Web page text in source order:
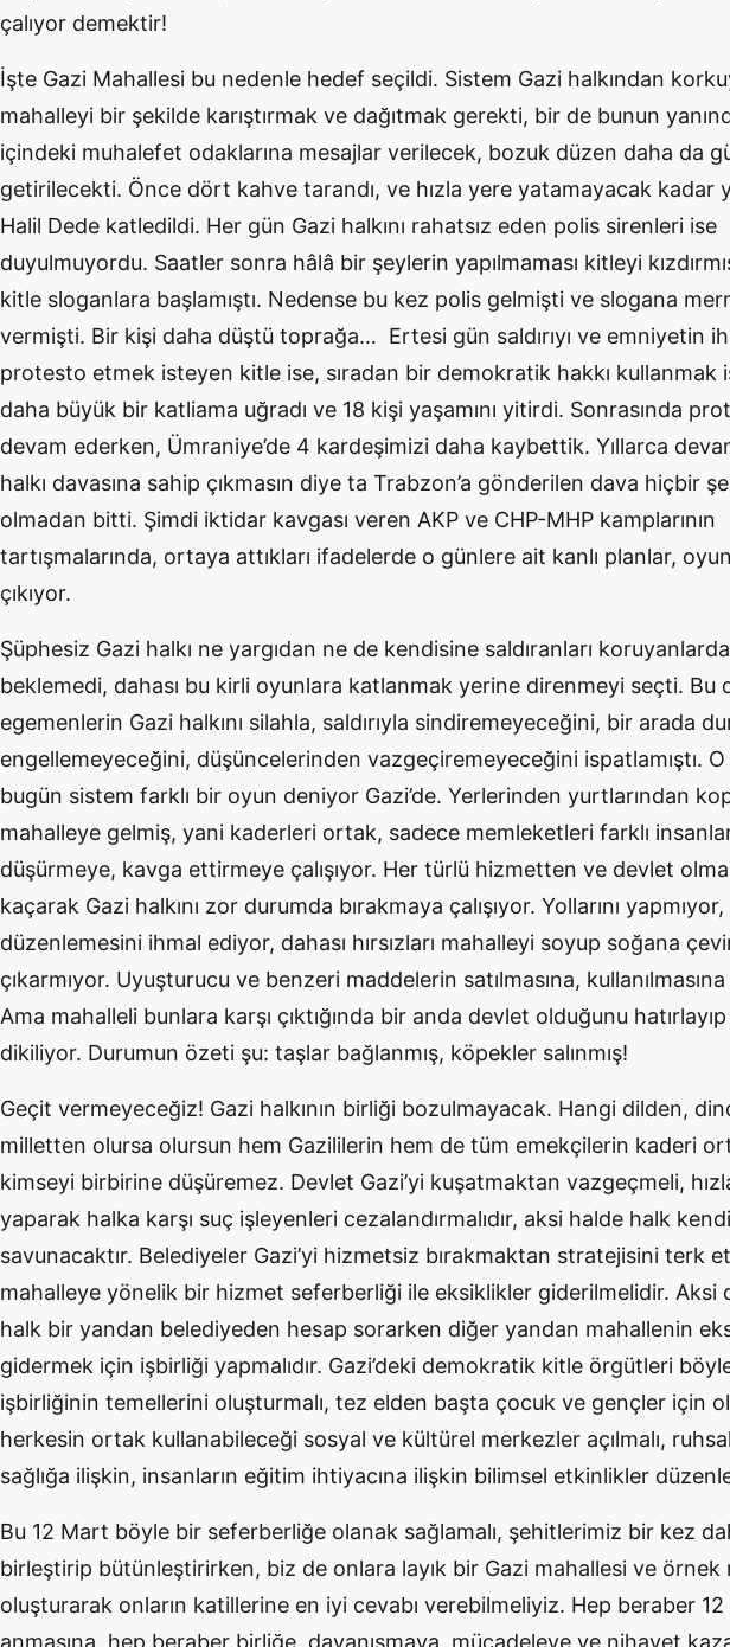
çalıyor demektir!
İşte Gazi Mahallesi bu nedenle hedef seçildi. Sistem Gazi halkından
mahalleyi bir şekilde karıştırmak ve dağıtmak gerekti, bir de bunun
içindeki muhalefet odaklarına mesajlar verilecek, bozuk düzen daha da
getirilecekti. Önce dört kahve tarandı, ve hızla yere yatamayacak kadar
Halil Dede katledildi. Her gün Gazi halkını rahatsız eden polis sirenleri ise
duyulmuyordu. Saatler sonra hâlâ bir şeylerin yapılmaması kitleyi
kitle sloganlara başlamıştı. Nedense bu kez polis gelmişti ve slogana
vermişti. Bir kişi daha düştü toprağa… Ertesi gün saldırıyı ve emniyetin
protesto etmek isteyen kitle ise, sıradan bir demokratik hakkı kullanmak
daha büyük bir katliama uğradı ve 18 kişi yaşamını yitirdi. Sonrasında
devam ederken, Ümraniye’de 4 kardeşimizi daha kaybettik. Yıllarca
halkı davasına sahip çıkmasın diye ta Trabzon’a gönderilen dava hiçbir
olmadan bitti. Şimdi iktidar kavgası veren AKP ve CHP-MHP kamplarının
tartışmalarında, ortaya attıkları ifadelerde o günlere ait kanlı planlar,
çıkıyor.
Şüphesiz Gazi halkı ne yargıdan ne de kendisine saldıranları
beklemedi, dahası bu kirli oyunlara katlanmak yerine direnmeyi seçti. Bu
egemenlerin Gazi halkını silahla, saldırıyla sindiremeyeceğini, bir arada
engellemeyeceğini, düşüncelerinden vazgeçiremeyeceğini ispatlamıştı.
bugün sistem farklı bir oyun deniyor Gazi’de. Yerlerinden yurtlarından
mahalleye gelmiş, yani kaderleri ortak, sadece memleketleri farklı
düşürmeye, kavga ettirmeye çalışıyor. Her türlü hizmetten ve devlet
kaçarak Gazi halkını zor durumda bırakmaya çalışıyor. Yollarını
düzenlemesini ihmal ediyor, dahası hırsızları mahalleyi soyup soğana
çıkarmıyor. Uyuşturucu ve benzeri maddelerin satılmasına, kullanılmasına
Ama mahalleli bunlara karşı çıktığında bir anda devlet olduğunu hatırlayıp
dikiliyor. Durumun özeti şu: taşlar bağlanmış, köpekler salınmış!
Geçit vermeyeceğiz! Gazi halkının birliği bozulmayacak. Hangi dilden,
milletten olursa olursun hem Gazililerin hem de tüm emekçilerin kaderi
kimseyi birbirine düşüremez. Devlet Gazi’yi kuşatmaktan vazgeçmeli,
yaparak halka karşı suç işleyenleri cezalandırmalıdır, aksi halde halk
savunacaktır. Belediyeler Gazi’yi hizmetsiz bırakmaktan stratejisini terk
mahalleye yönelik bir hizmet seferberliği ile eksiklikler giderilmelidir. Aksi
halk bir yandan belediyeden hesap sorarken diğer yandan mahallenin
gidermek için işbirliği yapmalıdır. Gazi’deki demokratik kitle örgütleri
işbirliğinin temellerini oluşturmalı, tez elden başta çocuk ve gençler için
herkesin ortak kullanabileceği sosyal ve kültürel merkezler açılmalı,
sağlığa ilişkin, insanların eğitim ihtiyacına ilişkin bilimsel etkinlikler
Bu 12 Mart böyle bir seferberliğe olanak sağlamalı, şehitlerimiz bir kez
birleştirip bütünleştirirken, biz de onlara layık bir Gazi mahallesi ve örnek
oluşturarak onların katillerine en iyi cevabı verebilmeliyiz. Hep beraber
anmasına, hep beraber birliğe, dayanışmaya, mücadeleye ve nihayet